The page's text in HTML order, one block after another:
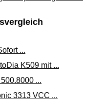
...
K509 mit ...
...
3313 VCC ...